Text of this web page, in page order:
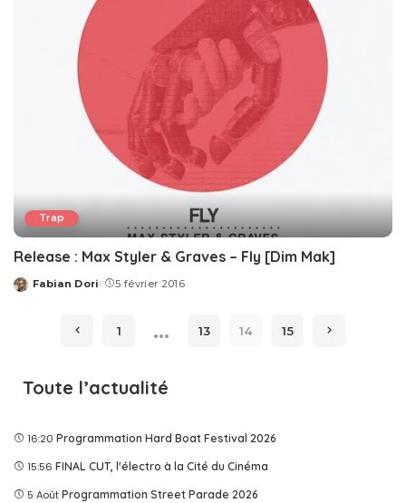
Trap
Release : Max Styler & Graves – Fly [Dim Mak]
Posted
Fabian Dori 5 février 2016
1 … 13 14 15
Toute l’actualité
16:20 Programmation Hard Boat Festival 2026
15:56 FINAL CUT, l'électro à la Cité du Cinéma
5 Août Programmation Street Parade 2026